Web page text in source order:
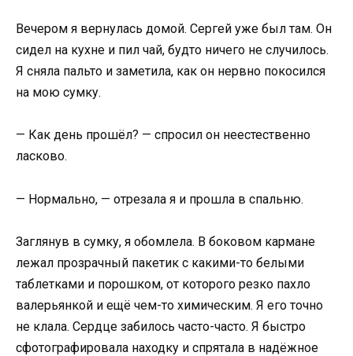
Вечером я вернулась домой. Сергей уже был там. Он
сидел на кухне и пил чай, будто ничего не случилось.
Я сняла пальто и заметила, как он нервно покосился
на мою сумку.
— Как день прошёл? — спросил он неестественно
ласково.
— Нормально, — отрезала я и прошла в спальню.
Заглянув в сумку, я обомлела. В боковом кармане
лежал прозрачный пакетик с какими-то белыми
таблетками и порошком, от которого резко пахло
валерьянкой и ещё чем-то химическим. Я его точно
не клала. Сердце забилось часто-часто. Я быстро
сфотографировала находку и спрятала в надёжное